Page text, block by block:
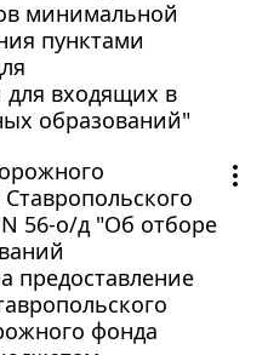
минимальной
пунктами
для входящих в
образований"
N 56-о/д "Об отборе
предоставление
фонда